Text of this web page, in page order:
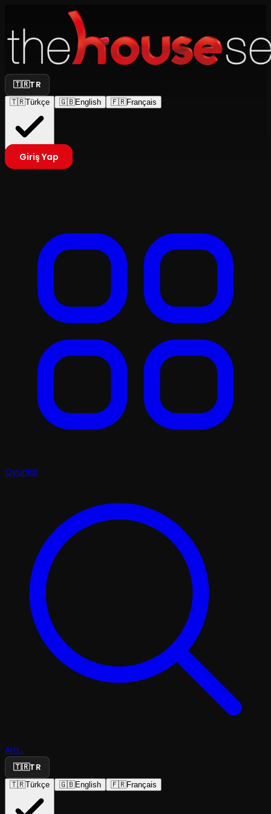
🇹🇷TR
🇹🇷Türkçe 🇬🇧English 🇫🇷Français
Giriş Yap
Oyunlar
Ara...
🇹🇷TR
🇹🇷Türkçe 🇬🇧English 🇫🇷Français